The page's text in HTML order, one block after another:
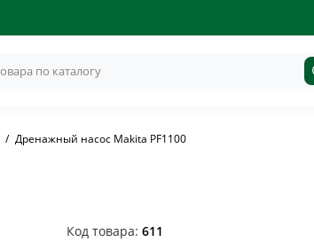
Дренажный насос Makita PF1100
Код товара:611